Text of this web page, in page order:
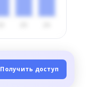
Получить доступ